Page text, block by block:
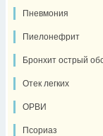
Пневмония
Пиелонефрит
Бронхит острый
Отек легких
ОРВИ
Псориаз